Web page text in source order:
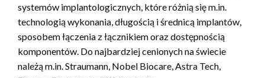
systemów implantologicznych, które różnią się m.in.
technologią wykonania, długością i średnicą implantów,
sposobem łączenia z łącznikiem oraz dostępnością
komponentów. Do najbardziej cenionych na świecie
należą m.in. Straumann, Nobel Biocare, Astra Tech,